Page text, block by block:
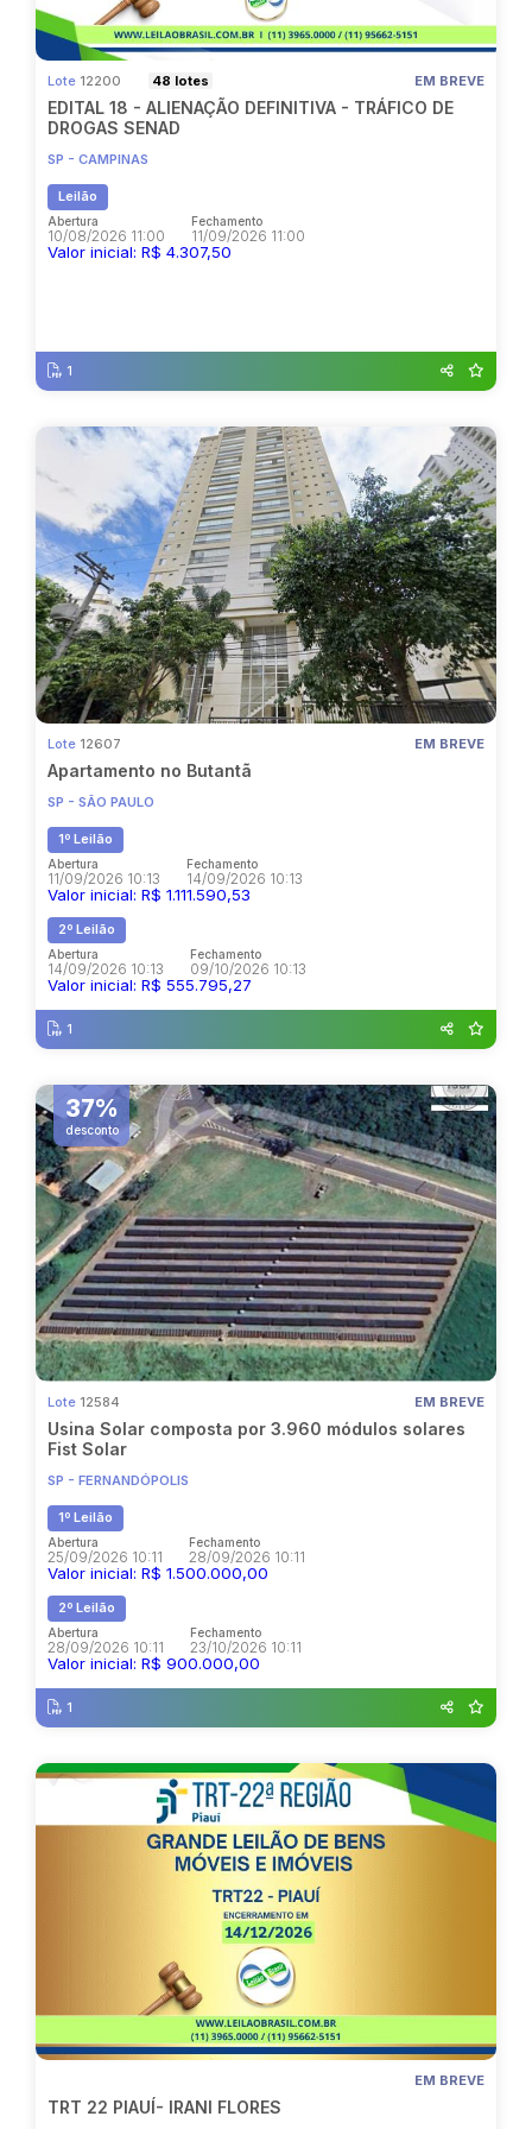
Pesquisar
Lote 12200 48 lotes EM BREVE
EDITAL 18 - ALIENAÇÃO DEFINITIVA - TRÁFICO DE
DROGAS SENAD
SP - CAMPINAS
Leilão
Abertura
10/08/2026 11:00
Fechamento
11/09/2026 11:00
Valor inicial: R$ 4.307,50
1
Lote 12607 EM BREVE
Apartamento no Butantã
SP - SÃO PAULO
1º Leilão
Abertura
11/09/2026 10:13
Fechamento
14/09/2026 10:13
Valor inicial: R$ 1.111.590,53
2º Leilão
Abertura
14/09/2026 10:13
Fechamento
09/10/2026 10:13
Valor inicial: R$ 555.795,27
1
37%
desconto
Lote 12584 EM BREVE
Usina Solar composta por 3.960 módulos solares
Fist Solar
SP - FERNANDÓPOLIS
1º Leilão
Abertura
25/09/2026 10:11
Fechamento
28/09/2026 10:11
Valor inicial: R$ 1.500.000,00
2º Leilão
Abertura
28/09/2026 10:11
Fechamento
23/10/2026 10:11
Valor inicial: R$ 900.000,00
1
EM BREVE
TRT 22 PIAUÍ- IRANI FLORES